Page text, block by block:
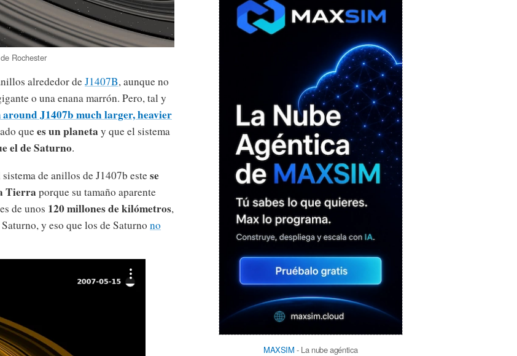
Rochester
alrededor deJ1407B, aunque no
o una enana marrón. Pero, tal y
J1407b much larger, heavier
quees un planeta y que el sistema
el de Saturno.
de anillos de J1407b estese
Tierra porque su tamaño aparente
de unos 120 millones de kilómetros,
y eso que los de Saturno no
MAXSIM - La nube agéntica